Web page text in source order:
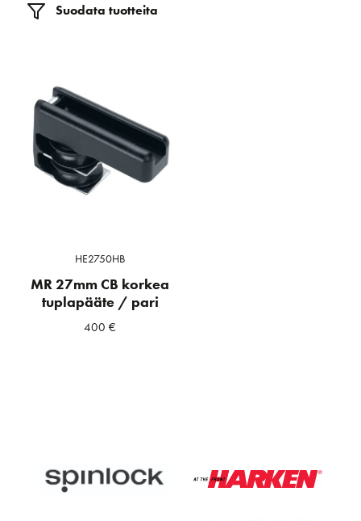
Suodata tuotteita
HE2750HB
MR 27mm CB korkea
tuplapääte / pari
400€